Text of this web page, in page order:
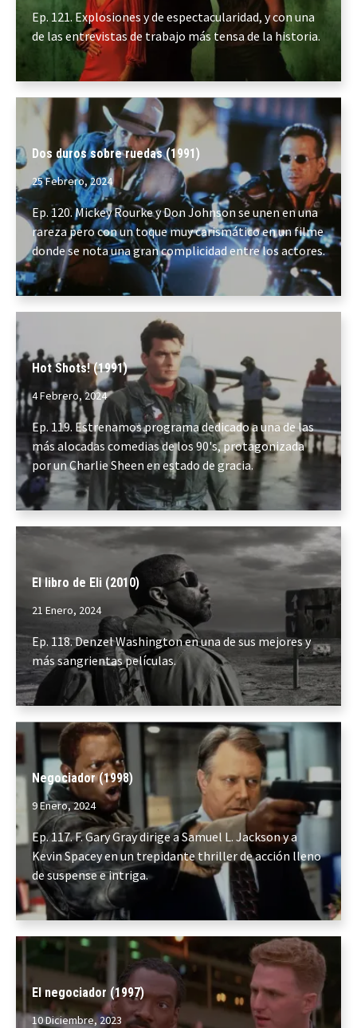
Ep. 121. Explosiones y de espectacularidad, y con una
de las entrevistas de trabajo más tensa de la historia.
Dos duros sobre ruedas (1991)
25 Febrero, 2024
Ep. 120. Mickey Rourke y Don Johnson se unen en una
rareza pero con un toque muy carismático en un filme
donde se nota una gran complicidad entre los actores.
Hot Shots! (1991)
4 Febrero, 2024
Ep. 119. Estrenamos programa dedicado a una de las
más alocadas comedias de los 90's, protagonizada
por un Charlie Sheen en estado de gracia.
El libro de Eli (2010)
21 Enero, 2024
Ep. 118. Denzel Washington en una de sus mejores y
más sangrientas películas.
Negociador (1998)
9 Enero, 2024
Ep. 117. F. Gary Gray dirige a Samuel L. Jackson y a
Kevin Spacey en un trepidante thriller de acción lleno
de suspense e intriga.
El negociador (1997)
10 Diciembre, 2023